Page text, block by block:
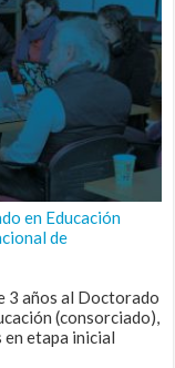
en Educación
de
3 años al Doctorado
(consorciado),
en etapa inicial